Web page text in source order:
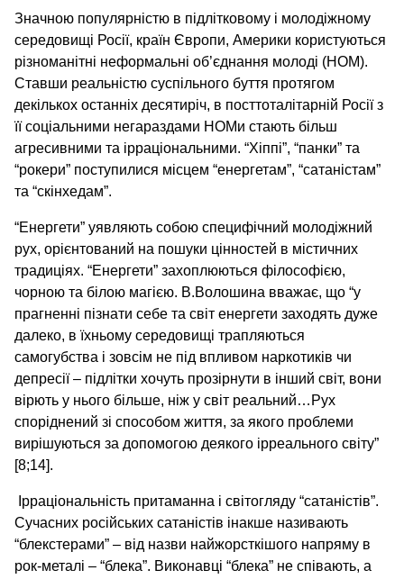
Значною популярністю в підлітковому і молодіжному
середовищі Росії, країн Європи, Америки користуються
різноманітні неформальні об’єднання молоді (НОМ).
Ставши реальністю суспільного буття протягом
декількох останніх десятиріч, в посттоталітарній Росії з
її соціальними негараздами НОМи стають більш
агресивними та ірраціональними. “Хіппі”, “панки” та
“рокери” поступилися місцем “енергетам”, “сатаністам”
та “скінхедам”.
“Енергети” уявляють собою специфічний молодіжний
рух, орієнтований на пошуки цінностей в містичних
традиціях. “Енергети” захоплюються філософією,
чорною та білою магією. В.Волошина вважає, що “у
прагненні пізнати себе та світ енергети заходять дуже
далеко, в їхньому середовищі трапляються
самогубства і зовсім не під впливом наркотиків чи
депресії – підлітки хочуть прозірнути в інший світ, вони
вірють у нього більше, ніж у світ реальний…Рух
споріднений зі способом життя, за якого проблеми
вирішуються за допомогою деякого ірреального світу”
[8;14].
Ірраціональність притаманна і світогляду “сатаністів”.
Сучасних російських сатаністів інакше називають
“блекстерами” – від назви найжорсткішого напряму в
рок-металі – “блека”. Виконавці “блека” не співають, а